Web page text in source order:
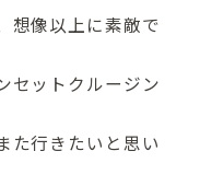
想像以上に素敵で
セットクルージン
た行きたいと思い